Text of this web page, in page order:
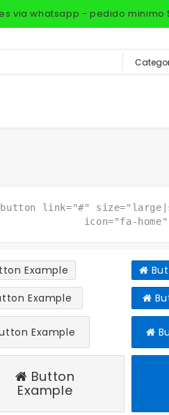
via whatsapp - pedido minimo
link="#"
icon="fa-
Example
Example
Example
Button
Example